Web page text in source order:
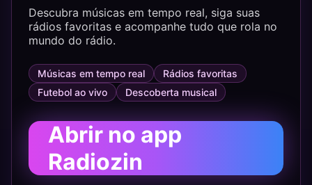
Descubra músicas em tempo real, siga suas
rádios favoritas e acompanhe tudo que rola no
mundo do rádio.
Músicas em tempo real
Rádios favoritas
Futebol ao vivo
Descoberta musical
Abrir no app
Radiozin